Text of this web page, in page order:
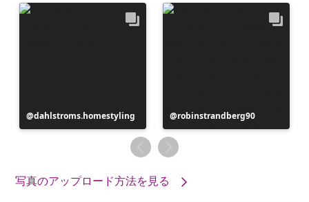
投
稿
dahlstroms.homestyling
投
稿
者
robinstrandberg90
写真のアップロード方法を見る